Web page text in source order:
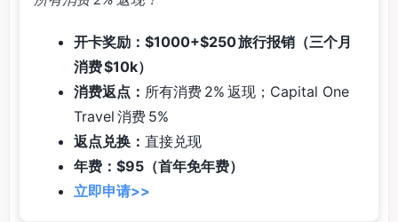
开卡奖励：$1000+$250 旅行报销（三个月
消费 $10k）
消费返点： 所有消费 2% 返现；Capital One
Travel 消费 5%
返点兑换： 直接兑现
年费：$95（首年免年费）
立即申请>>